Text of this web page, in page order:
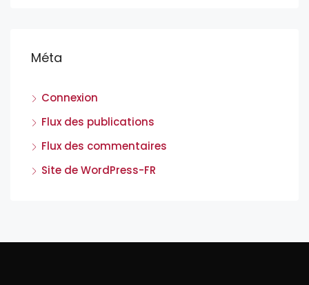
Méta
Connexion
Flux des publications
Flux des commentaires
Site de WordPress-FR